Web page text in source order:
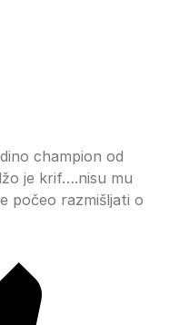
champion od
je krif….nisu mu
počeo razmišljati o